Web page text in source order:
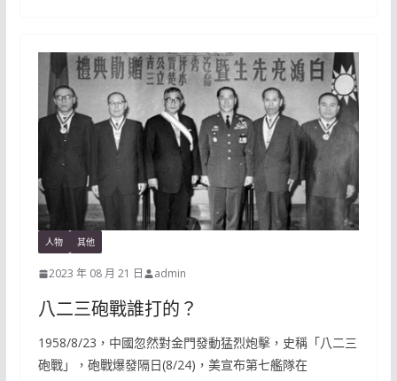
人物 其他
2023 年 08 月 21 日 admin
八二三砲戰誰打的？
1958/8/23，中國忽然對金門發動猛烈炮擊，史稱「八二三
砲戰」，砲戰爆發隔日(8/24)，美宣布第七艦隊在